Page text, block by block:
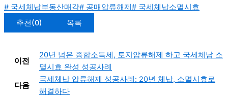
# 국세체납부동산매각# 공매압류해제# 국세체납소멸시효
추천(0) 목록
이전
20년 넘은 종합소득세, 토지압류해제 하고 국세체납 소
멸시효 완성 성공사례
다음
국세체납 압류해제 성공사례: 20년 체납, 소멸시효로
해결하다